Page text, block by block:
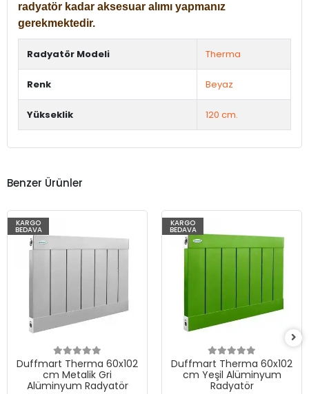
radyatör kadar aksesuar alımı yapmanız
gerekmektedir.
Radyatör Modeli Therma
Renk Beyaz
Yükseklik 120 cm.
Benzer Ürünler
KARGO
BEDAVA
Duffmart Therma 60x102
cm Metalik Gri
Alüminyum Radyatör
KARGO
BEDAVA
Duffmart Therma 60x102
cm Yeşil Alüminyum
Radyatör